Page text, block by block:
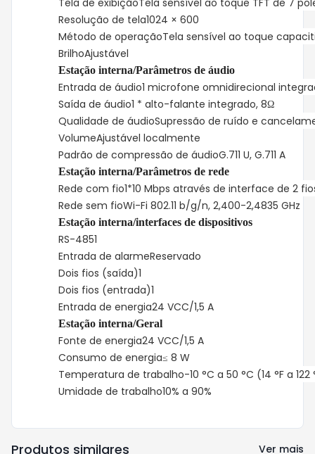
Tela de exibiçãoTela sensível ao toque TFT de 7
Resolução de tela1024 × 600
Método de operaçãoTela sensível ao toque
BrilhoAjustável
Estação interna/Parâmetros de áudio
Entrada de áudio1 microfone omnidirecional
Saída de áudio1 * alto-falante integrado, 8Ω
Qualidade de áudioSupressão de ruído e
VolumeAjustável localmente
Padrão de compressão de áudioG.711 U, G.711 A
Estação interna/Parâmetros de rede
Rede com fio1*10 Mbps através de interface de 2
Rede sem fioWi-Fi 802.11 b/g/n, 2,400-2,4835 GHz
Estação interna/interfaces de dispositivos
RS-4851
Entrada de alarmeReservado
Dois fios (saída)1
Dois fios (entrada)1
Entrada de energia24 VCC/1,5 A
Estação interna/Geral
Fonte de energia24 VCC/1,5 A
Consumo de energia≤ 8 W
Temperatura de trabalho-10 °C a 50 °C (14 °F a 122
Umidade de trabalho10% a 90%
Produtos similares Ver mais